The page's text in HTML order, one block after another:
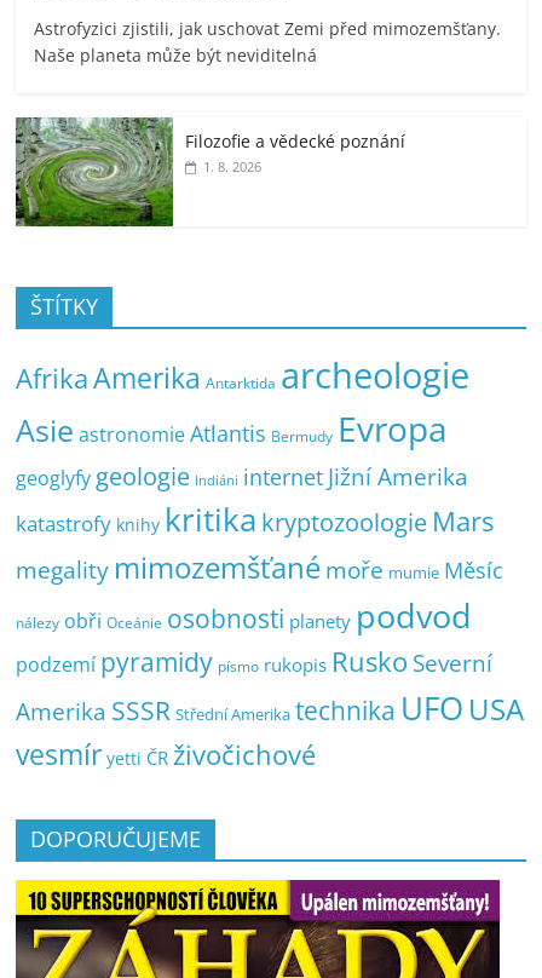
Astrofyzici zjistili, jak uschovat Zemi před mimozemšťany.
Naše planeta může být neviditelná
Filozofie a vědecké poznání
1. 8. 2026
ŠTÍTKY
AfrikaAmerika Antarktida archeologie
Asie astronomie Atlantis Bermudy Evropa
geoglyfy geologie Indiáni internet Jižní Amerika
katastrofy knihy kritika kryptozoologie Mars
megality mimozemšťanémoře mumie Měsíc
nálezy obři Oceánie osobnosti planety podvod
podzemí pyramidy písmo rukopis Rusko Severní
Amerika SSSR Střední Amerika technika UFO USA
vesmír yetti ČR živočichové
DOPORUČUJEME